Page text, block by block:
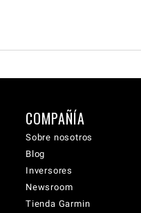
COMPAÑÍA
Sobre nosotros
Blog
Inversores
Newsroom
Tienda Garmin